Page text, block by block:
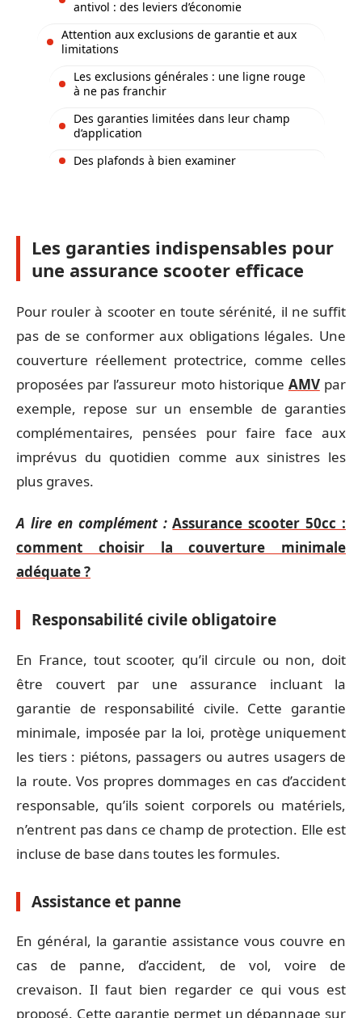
antivol : des leviers d’économie
Attention aux exclusions de garantie et aux
limitations
Les exclusions générales : une ligne rouge
à ne pas franchir
Des garanties limitées dans leur champ
d’application
Des plafonds à bien examiner
Les garanties indispensables pour
une assurance scooter efficace
Pour rouler à scooter en toute sérénité, il ne suffit
pas de se conformer aux obligations légales. Une
couverture réellement protectrice, comme celles
proposées par l’assureur moto historique AMVpar
exemple, repose sur un ensemble de garanties
complémentaires, pensées pour faire face aux
imprévus du quotidien comme aux sinistres les
plus graves.
A lire en complément : Assurance scooter 50cc :
comment choisir la couverture minimale
adéquate ?
Responsabilité civile obligatoire
En France, tout scooter, qu’il circule ou non, doit
être couvert par une assurance incluant la
garantie de responsabilité civile. Cette garantie
minimale, imposée par la loi, protège uniquement
les tiers : piétons, passagers ou autres usagers de
la route. Vos propres dommages en cas d’accident
responsable, qu’ils soient corporels ou matériels,
n’entrent pas dans ce champ de protection. Elle est
incluse de base dans toutes les formules.
Assistance et panne
En général, la garantie assistance vous couvre en
cas de panne, d’accident, de vol, voire de
crevaison. Il faut bien regarder ce qui vous est
proposé. Cette garantie permet un dépannage sur